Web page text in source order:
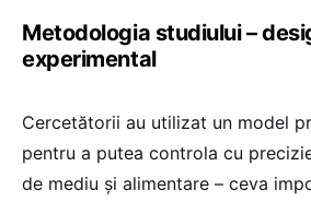
Metodologia studiului –
experimental
Cercetătorii au utilizat un model
pentru a putea controla cu
de mediu și alimentare – ceva